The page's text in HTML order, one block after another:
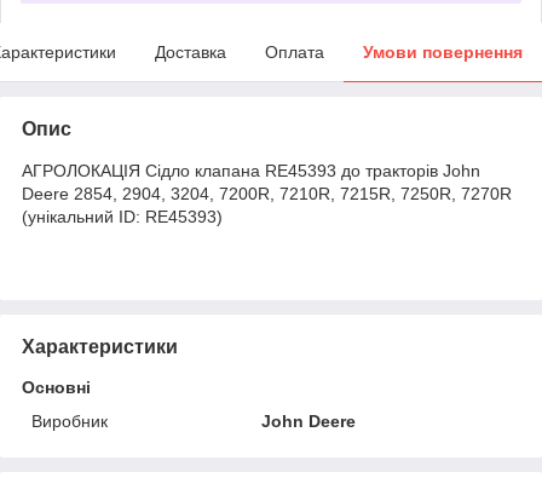
Доставка Оплата Умови повернення
Опис
АГРОЛОКАЦІЯ Сiдло клапана RE45393 до тракторів John
Deere 2854, 2904, 3204, 7200R, 7210R, 7215R, 7250R, 7270R
(унікальний ID: RE45393)
Характеристики
Основні
Виробник
John Deere